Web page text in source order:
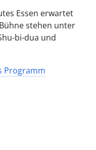
Essen erwartet
stehen unter
bi-dua und
Programm